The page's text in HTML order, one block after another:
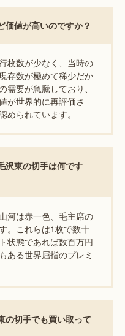
価値が高いのですか？
枚数が少なく、当時の
存数が極めて稀少だか
需要が急騰しており、
が世界的に再評価さ
められています。
沢東の切手は何です
河は赤一色、毛主席の
。これらは1枚で数十
状態であれば数百万円
ある世界屈指のプレミ
の切手でも買い取って